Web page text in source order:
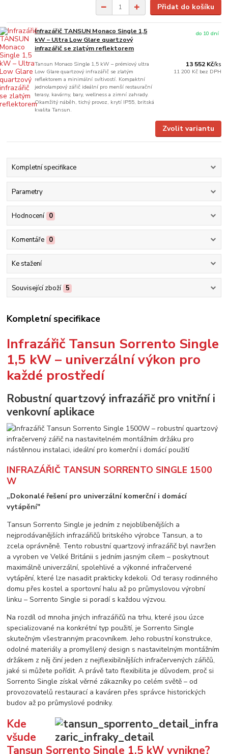
Přidat do košíku
Infrazářič TANSUN Monaco Single 1,5
kW – Ultra Low Glare quartzový
infrazářič se zlatým reflektorem
Tansun Monaco Single 1,5 kW – prémiový ultra
Low Glare quartzový infrazářič se zlatým
reflektorem a minimální svítivostí. Kompaktní
jednolampový zářič ideální pro menší restaurační
terasy, kavárny, bary, wellness a zimní zahrady.
Okamžitý náběh, tichý provoz, krytí IP55, britská
kvalita Tansun.
13 552 Kč/ks
11 200 Kč bez DPH
do 10 dní
Zvolit variantu
Kompletní specifikace
Parametry
Hodnocení 0
Komentáře 0
Ke stažení
Související zboží 5
Kompletní specifikace
Infrazářič Tansun Sorrento Single
1,5 kW – univerzální výkon pro
každé prostředí
Robustní quartzový infrazářič pro vnitřní i
venkovní aplikace
INFRAZÁŘIČ TANSUN SORRENTO SINGLE 1500
W
„Dokonalé řešení pro univerzální komerční i domácí
vytápění"
Tansun Sorrento Single je jedním z nejoblíbenějších a
nejprodávanějších infrazářičů britského výrobce Tansun, a to
zcela oprávněně. Tento robustní quartzový infrazářič byl navržen
a vyroben ve Velké Británii s jedním jasným cílem – poskytnout
maximálně univerzální, spolehlivé a výkonné infračervené
vytápění, které lze nasadit prakticky kdekoli. Od terasy rodinného
domu přes kostel a sportovní halu až po průmyslovou výrobní
linku – Sorrento Single si poradí s každou výzvou.
Na rozdíl od mnoha jiných infrazářičů na trhu, které jsou úzce
specializované na konkrétní typ použití, je Sorrento Single
skutečným všestranným pracovníkem. Jeho robustní konstrukce,
odolné materiály a promyšlený design s nastavitelným montážním
držákem z něj činí jeden z nejflexibilnějších infračervených zářičů,
jaké si můžete pořídit. A právě tato flexibilita je důvodem, proč si
Sorrento Single získal věrné zákazníky po celém světě – od
provozovatelů restaurací a kaváren přes správce historických
budov až po průmyslové podniky.
Kde
všude
Tansun Sorrento Single 1,5 kW vynikne?